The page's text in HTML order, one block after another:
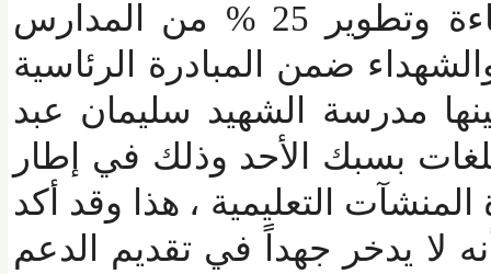
من الهيئة يتم رفع كفاءة وتطوير 25 % من المدارس
ضمن المبادرة الرئاسية
مدرسة الشهيد سليمان عبد
بسبك الأحد وذلك في إطار
التعليمية ، هذا وقد أكد
يدخر جهداً في تقديم الدعم